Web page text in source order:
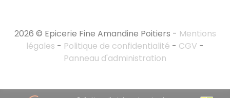
RECHERCHE
2026 © Epicerie Fine Amandine Poitiers - Mentions
légales - Politique de confidentialité - CGV -
Panneau d'administration